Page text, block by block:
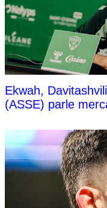
Ekwah,
(ASSE) parle